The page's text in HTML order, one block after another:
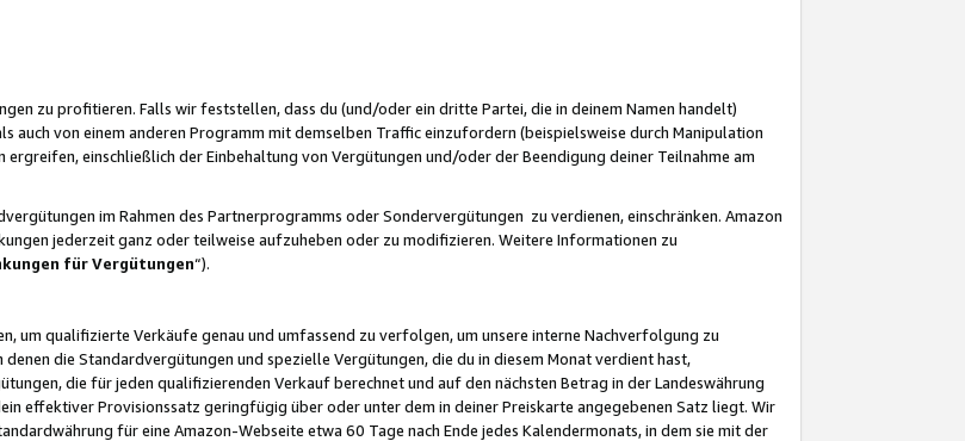
zu profitieren. Falls wir feststellen, dass du (und/oder ein dritte Partei, die in deinem Namen handelt)
auch von einem anderen Programm mit demselben Traffic einzufordern (beispielsweise durch Manipulation
einschließlich der Einbehaltung von Vergütungen und/oder der Beendigung deiner Teilnahme am
im Rahmen des Partnerprogramms oder Sondervergütungen zu verdienen, einschränken. Amazon
jederzeit ganz oder teilweise aufzuheben oder zu modifizieren. Weitere Informationen zu
für Vergütungen“).
um qualifizierte Verkäufe genau und umfassend zu verfolgen, um unsere interne Nachverfolgung zu
die Standardvergütungen und spezielle Vergütungen, die du in diesem Monat verdient hast,
die für jeden qualifizierenden Verkauf berechnet und auf den nächsten Betrag in der Landeswährung
effektiver Provisionssatz geringfügig über oder unter dem in deiner Preiskarte angegebenen Satz liegt. Wir
für eine Amazon-Webseite etwa 60 Tage nach Ende jedes Kalendermonats, in dem sie mit der